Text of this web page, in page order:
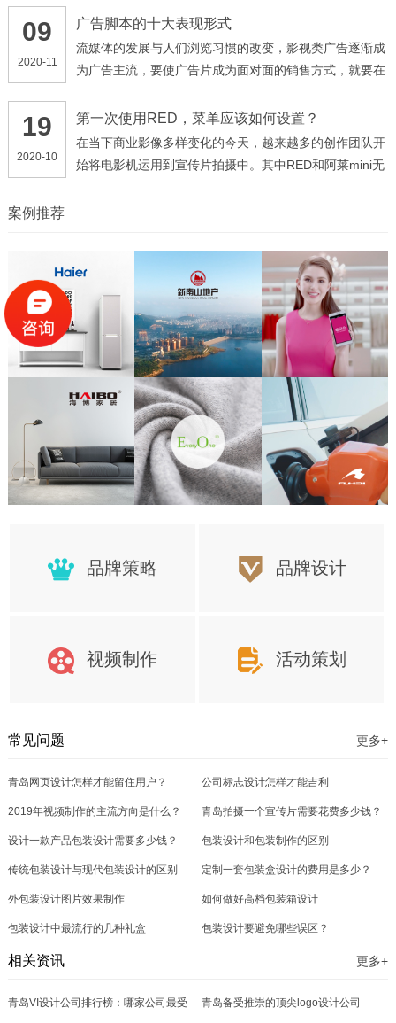
输出，企业想要给受众传达的信息，忽略了受众的想法，
此种营销思路更加偏表面化、形象化
艺节目，最引人关注的一点，就是他们的影视化部分，多
位导演通过选拔自己心仪的演员，来拍摄各种经典影视类
片段，以及自创的剧情
09
2020-11
广告脚本的十大表现形式
流媒体的发展与人们浏览习惯的改变，影视类广告逐渐成
为广告主流，要使广告片成为面对面的销售方式，就要在
达广告讯息，一般来讲有下列几种主要形式： ( 1 )故事
式。用讲故事形式来表达商品与受众的关系，使受众产生
共鸣
19
2020-10
第一次使用RED，菜单应该如何设置？
在当下商业影像多样变化的今天，越来越多的创作团队开
始将电影机运用到宣传片拍摄中。其中RED和阿莱mini无
案例推荐
品牌策略 品牌设计
视频制作 活动策划
常见问题 更多+
青岛网页设计怎样才能留住用户？ 公司标志设计怎样才能吉利
2019年视频制作的主流方向是什么？ 青岛拍摄一个宣传片需要花费多少钱？
设计一款产品包装设计需要多少钱？ 包装设计和包装制作的区别
传统包装设计与现代包装设计的区别 定制一套包装盒设计的费用是多少？
外包装设计图片效果制作 如何做好高档包装箱设计
包装设计中最流行的几种礼盒 包装设计要避免哪些误区？
相关资讯 更多+
青岛VI设计公司排行榜：哪家公司最受 青岛备受推崇的顶尖logo设计公司